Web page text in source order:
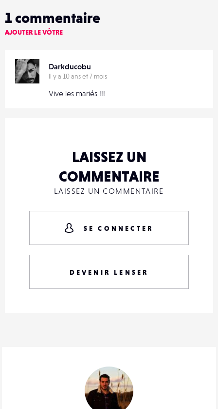
1commentaire
AJOUTER LE VÔTRE
Darkducobu
Il y a 10 ans et 7 mois
Vive les mariés !!!
LAISSEZ UN
COMMENTAIRE
LAISSEZ UN COMMENTAIRE
SE CONNECTER
DEVENIR LENSER